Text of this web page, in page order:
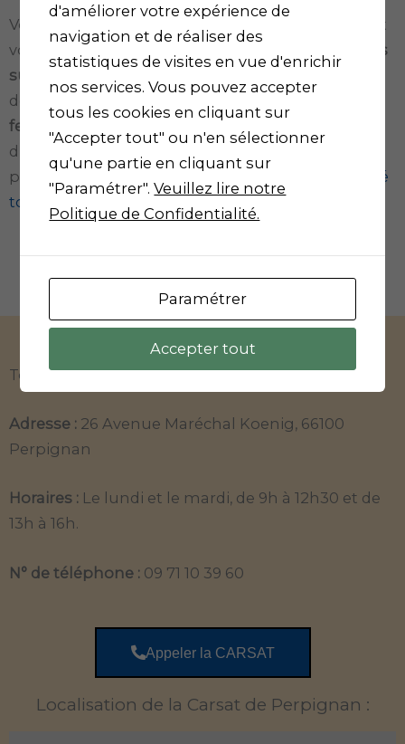
Vous habitez dans les Pyrénées-Orientales (66) et
vous souhaitez consulter toutes les
informations
sur vos agences Carsat ?
découvrez les
horaires d’ouverture et de
fermeture ainsi que les adresses
d’Assurance Retraite et Santé Au Travail la plus
proche de chez vous. Nous avons également
listé
toutes les agences de votre région ici.
Voir toutes les agences Carsat en France
Carsat Perpignan
Toutes les informations sur l’agence Perpignan :
Adresse : 26 Avenue Maréchal Koenig, 66100
Perpignan
Horaires : Le lundi et le mardi, de 9h à 12h30 et de
13h à 16h.
N° de téléphone : 09 71 10 39 60
Appeler la CARSAT
Localisation de la Carsat de Perpignan :
d'améliorer votre expérience de
navigation et de réaliser des
statistiques de visites en vue d'enrichir
nos services. Vous pouvez accepter
tous les cookies en cliquant sur
"Accepter tout" ou n'en sélectionner
qu'une partie en cliquant sur
"Paramétrer".Veuillez lire notre
Politique de Confidentialité.
Paramétrer
Accepter tout